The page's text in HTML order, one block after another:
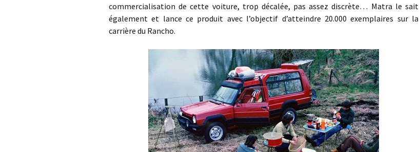
commercialisation de cette voiture, trop décalée, pas assez discrète… Matra le sait
également et lance ce produit avec l’objectif d’atteindre 20.000 exemplaires sur la
carrière du Rancho.